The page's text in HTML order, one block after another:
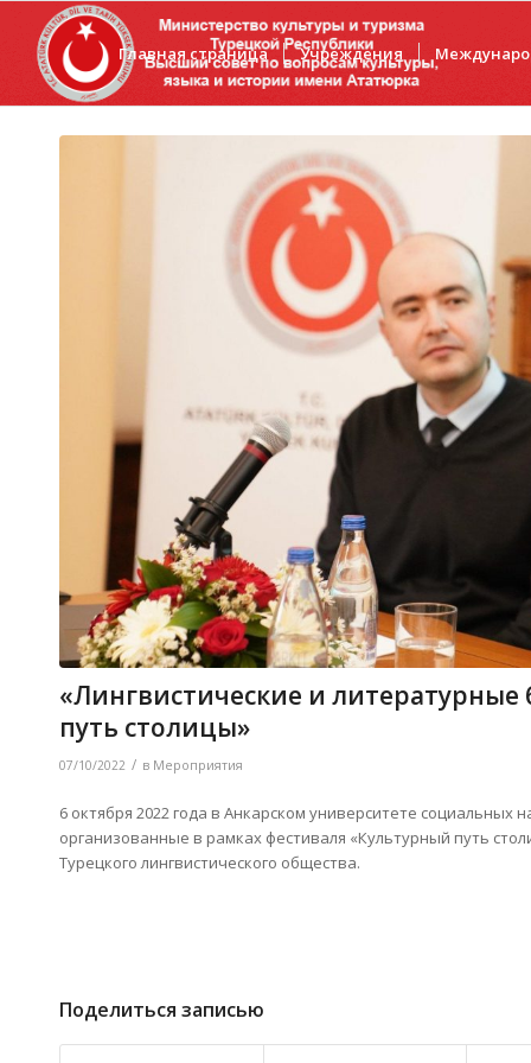
Главная страница Учреждения
«Лингвистические и
путь столицы»
07/10/2022 / в Мероприятия
6 октября 2022 года в Анкарском университете
организованные в рамках фестиваля «Культурный путь
Турецкого лингвистического общества.
Поделиться записью